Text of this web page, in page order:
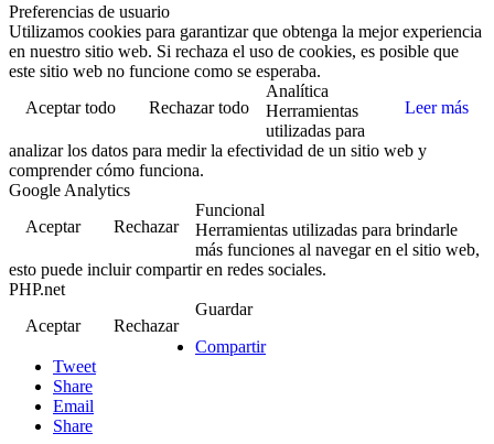
Preferencias de usuario
Utilizamos cookies para garantizar que obtenga la mejor experiencia
en nuestro sitio web. Si rechaza el uso de cookies, es posible que
este sitio web no funcione como se esperaba.
Aceptar todo
Rechazar todo Leer más
Analítica
Herramientas
utilizadas para
analizar los datos para medir la efectividad de un sitio web y
comprender cómo funciona.
Google Analytics
Aceptar
Rechazar
Funcional
Herramientas utilizadas para brindarle
más funciones al navegar en el sitio web,
esto puede incluir compartir en redes sociales.
PHP.net
Aceptar
Rechazar
Guardar
Compartir
Tweet
Share
Email
Share